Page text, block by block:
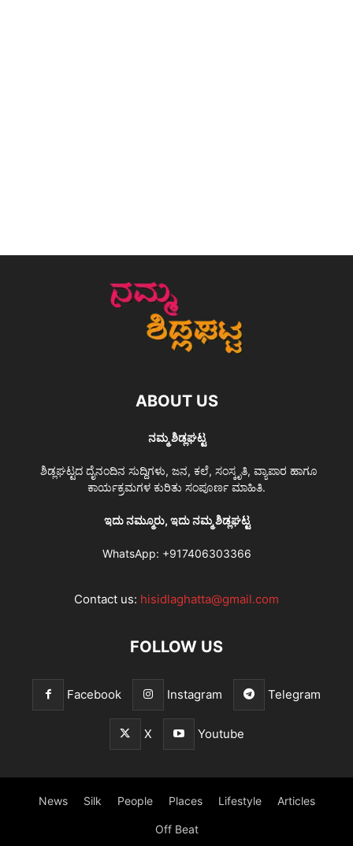
ABOUT US
ನಮ್ಮ ಶಿಡ್ಲಘಟ್ಟ
ಶಿಡ್ಲಘಟ್ಟದ ದೈನಂದಿನ ಸುದ್ದಿಗಳು, ಜನ, ಕಲೆ, ಸಂಸ್ಕೃತಿ, ವ್ಯಾಪಾರ ಹಾಗೂ
ಕಾರ್ಯಕ್ರಮಗಳ ಕುರಿತು ಸಂಪೂರ್ಣ ಮಾಹಿತಿ.
ಇದು ನಮ್ಮೂರು, ಇದು ನಮ್ಮ ಶಿಡ್ಲಘಟ್ಟ
WhatsApp: +917406303366
Contact us: hisidlaghatta@gmail.com
FOLLOW US
Facebook Instagram Telegram
X Youtube
News Silk People Places Lifestyle Articles
Off Beat